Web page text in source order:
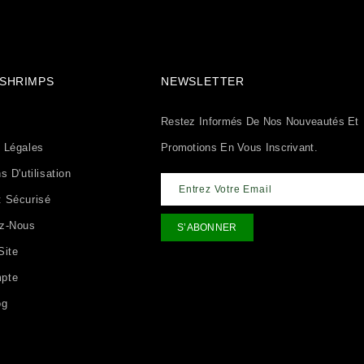
D'utilisation
Sécurisé
Nous
NEWSLETTER
Restez Informés De Nos Nouveautés Et
Promotions En Vous Inscrivant.